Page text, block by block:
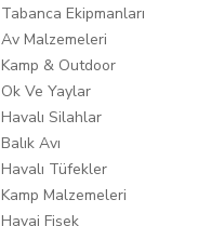
Tabanca Ekipmanları
Av Malzemeleri
Kamp & Outdoor
Ok Ve Yaylar
Havalı Silahlar
Balık Avı
Havalı Tüfekler
Kamp Malzemeleri
Havai Fişek